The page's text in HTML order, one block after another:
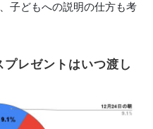
子どもへの説明の仕方も考
レゼントはいつ渡し